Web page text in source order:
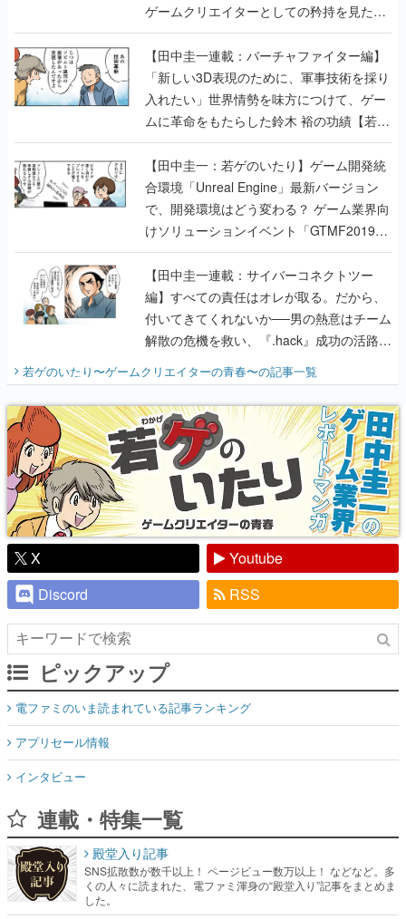
ゲームクリエイターとしての矜持を見た
【若ゲのいたり最終回】
【田中圭一連載：バーチャファイター編】
「新しい3D表現のために、軍事技術を採り
入れたい」世界情勢を味方につけて、ゲー
ムに革命をもたらした鈴木 裕の功績【若ゲ
のいたり】
【田中圭一：若ゲのいたり】ゲーム開発統
合環境「Unreal Engine」最新バージョン
で、開発環境はどう変わる？ ゲーム業界向
けソリューションイベント「GTMF2019」
に行って、より理解を深めよう【PR】
【田中圭一連載：サイバーコネクトツー
編】すべての責任はオレが取る。だから、
付いてきてくれないか──男の熱意はチーム
解散の危機を救い、『.hack』成功の活路を
『少年ジャンプ』色だった【若ゲのいた
り】
若ゲのいたり〜ゲームクリエイターの青春〜の記事一覧
X
Youtube
Discord
RSS
ピックアップ
電ファミのいま読まれている記事ランキング
アプリセール情報
インタビュー
連載・特集一覧
殿堂入り記事
SNS拡散数が数千以上！ ページビュー数万以上！ などなど。多
くの人々に読まれた、電ファミ渾身の“殿堂入り”記事をまとめま
した。